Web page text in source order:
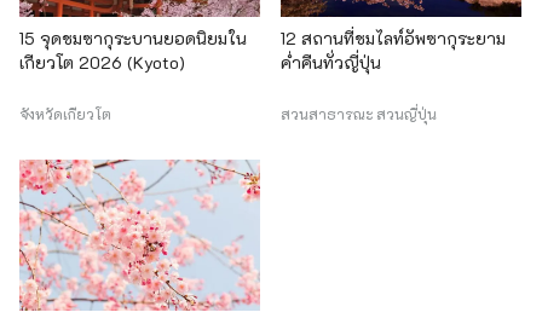
15 จุดชมซากุระบานยอดนิยมใน
เกียวโต 2026 (Kyoto)
จังหวัดเกียวโต
12 สถานที่ชมไลท์อัพซากุระยาม
ค่ำคืนทั่วญี่ปุ่น
สวนสาธารณะ สวนญี่ปุ่น